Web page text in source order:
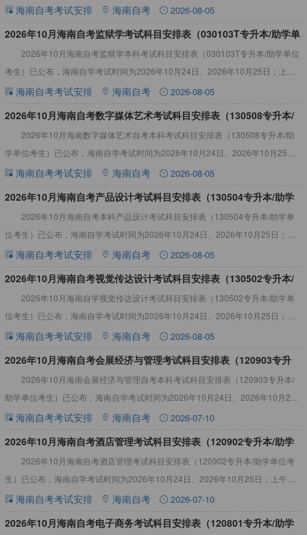
11:30）；下午（14:30-17:
海南自考考试安排 海南自考 2026-08-05
2026年10月海南自考监狱学考试科目安排表（030103T专升本/助学单
位考生）
2026年10月海南自考监狱学本科考试科目安排表（030103T专升本/助学单位
考生）已公布，海南自学考试时间为2026年10月24日、2026年10月25日；上午
（9:00-11:30）；下午（14
海南自考考试安排 海南自考 2026-08-05
2026年10月海南自考数字媒体艺术考试科目安排表（130508专升本/
助学单位考生）
2026年10月海南数字媒体艺术自考本科考试科目安排表（130508专升本/助
学单位考生）已公布，海南自学考试时间为2026年10月24日、2026年10月25
日；上午（9:00-11:30）；下午（
海南自考考试安排 海南自考 2026-08-05
2026年10月海南自考产品设计考试科目安排表（130504专升本/助学
单位考生）
2026年10月海南自考本科产品设计考试科目安排表（130504专升本/助学单
位考生）已公布，海南自学考试时间为2026年10月24日、2026年10月25日；上
午（9:00-11:30）；下午（14
海南自考考试安排 海南自考 2026-08-05
2026年10月海南自考视觉传达设计考试科目安排表（130502专升本/
助学单位考生）
2026年10月海南自学视觉传达设计考试科目安排表（130502专升本/助学单
位考生）已公布，海南自学考试时间为2026年10月24日、2026年10月25日；上
午（9:00-11:30）；下午（14
海南自考考试安排 海南自考 2026-08-05
2026年10月海南自考会展经济与管理考试科目安排表（120903专升
本/助学单位考生）
2026年10月海南会展经济与管理自考本科考试科目安排表（120903专升本/
助学单位考生）已公布，海南自学考试时间为2026年10月24日、2026年10月25
日；上午（9:00-11:30）；下午
海南自考考试安排 海南自考 2026-07-10
2026年10月海南自考酒店管理考试科目安排表（120902专升本/助学
单位考生）
2026年10月海南自考酒店管理考试科目安排表（120902专升本/助学单位考
生）已公布，海南自学考试时间为2026年10月24日、2026年10月25日；上午
（9:00-11:30）；下午（14:3
海南自考考试安排 海南自考 2026-07-10
2026年10月海南自考电子商务考试科目安排表（120801专升本/助学